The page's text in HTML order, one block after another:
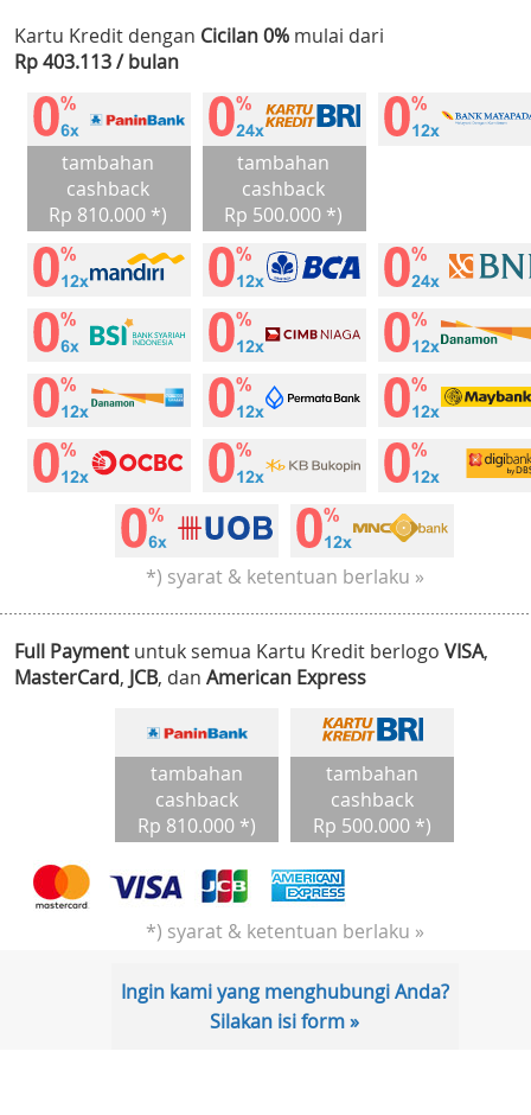
Kartu Kredit dengan Cicilan 0% mulai dari
Rp 403.113 / bulan
tambahan
cashback
Rp 810.000 *)
tambahan
cashback
Rp 500.000 *)
*) syarat & ketentuan berlaku »
Full Payment untuk semua Kartu Kredit berlogo VISA,
MasterCard, JCB, dan American Express
tambahan
cashback
Rp 810.000 *)
tambahan
cashback
Rp 500.000 *)
*) syarat & ketentuan berlaku »
Ingin kami yang menghubungi Anda?
Silakan isi form »